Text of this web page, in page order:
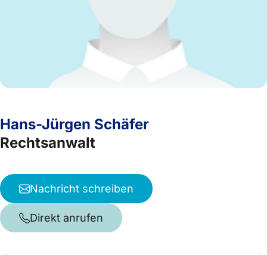
Hans-Jürgen Schäfer
Rechtsanwalt
Nachricht schreiben
Direkt anrufen